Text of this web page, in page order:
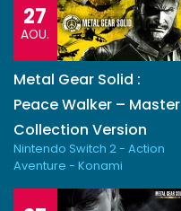
27
AOU.
Metal Gear Solid :
Peace Walker – Master
Collection Version
Nintendo Switch 2 - Action
Aventure - Konami